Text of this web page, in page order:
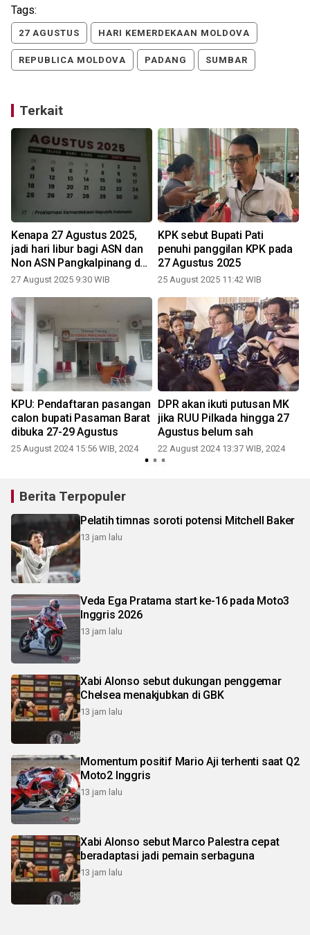
Tags:
27 AGUSTUS HARI KEMERDEKAAN MOLDOVA
REPUBLICA MOLDOVA PADANG SUMBAR
Terkait
Kenapa 27 Agustus 2025,
jadi hari libur bagi ASN dan
Non ASN Pangkalpinang dan
Bangka?
27 August 2025 9:30 WIB
KPK sebut Bupati Pati
penuhi panggilan KPK pada
27 Agustus 2025
25 August 2025 11:42 WIB
KPU: Pendaftaran pasangan
calon bupati Pasaman Barat
dibuka 27-29 Agustus
25 August 2024 15:56 WIB, 2024
DPR akan ikuti putusan MK
jika RUU Pilkada hingga 27
Agustus belum sah
22 August 2024 13:37 WIB, 2024
Berita Terpopuler
Pelatih timnas soroti potensi Mitchell Baker
13 jam lalu
Veda Ega Pratama start ke-16 pada Moto3
Inggris 2026
13 jam lalu
Xabi Alonso sebut dukungan penggemar
Chelsea menakjubkan di GBK
13 jam lalu
Momentum positif Mario Aji terhenti saat Q2
Moto2 Inggris
13 jam lalu
Xabi Alonso sebut Marco Palestra cepat
beradaptasi jadi pemain serbaguna
13 jam lalu